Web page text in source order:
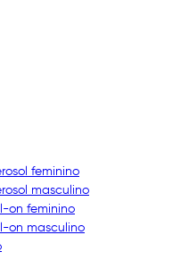
feminino
masculino
on feminino
on masculino